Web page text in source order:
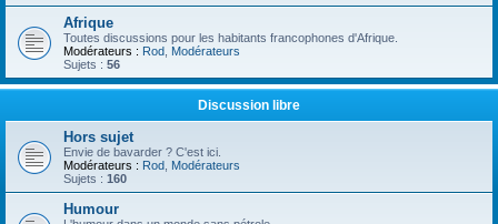
Afrique
Toutes discussions pour les habitants francophones d'Afrique.
Modérateurs : Rod Modérateurs
Sujets : 56
Discussion libre
Hors sujet
Envie de bavarder ? C'est ici.
Modérateurs : Rod Modérateurs
Sujets : 160
Humour